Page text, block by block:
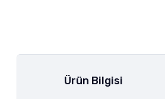
Ürün Bilgisi